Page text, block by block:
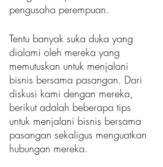
pengusaha perempuan.
Tentu banyak suka duka yang
dialami oleh mereka yang
memutuskan untuk menjalani
bisnis bersama pasangan. Dari
diskusi kami dengan mereka,
berikut adalah beberapa tips
untuk menjalani bisnis bersama
pasangan sekaligus menguatkan
hubungan mereka.